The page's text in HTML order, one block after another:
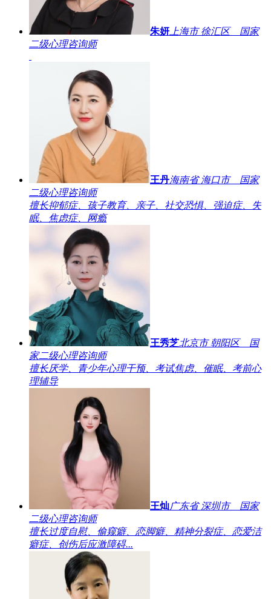
朱妍上海市 徐汇区 国家
二级心理咨询师
王丹海南省 海口市 国家
二级心理咨询师
擅长抑郁症、孩子教育、亲子、社交恐惧、强迫症、失
眠、焦虑症、网瘾
王秀芝北京市 朝阳区 国
家二级心理咨询师
擅长厌学、青少年心理干预、考试焦虑、催眠、考前心
理辅导
王灿广东省 深圳市 国家
二级心理咨询师
擅长过度自慰、偷窥癖、恋脚癖、精神分裂症、恋爱洁
癖症、创伤后应激障碍...